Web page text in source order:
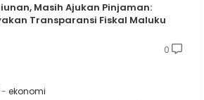
Masih Ajukan Pinjaman:
Transparansi Fiskal Maluku
0
ekonomi